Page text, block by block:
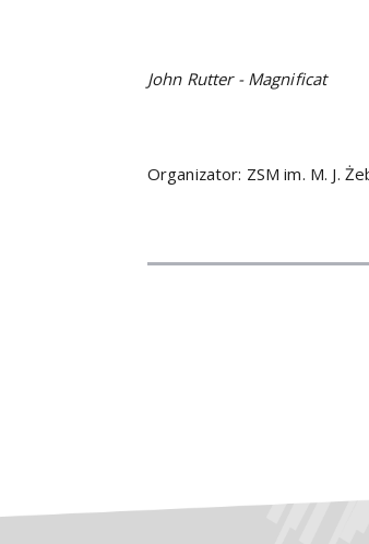
John Rutter - Magnificat
Organizator: ZSM im. M. J.